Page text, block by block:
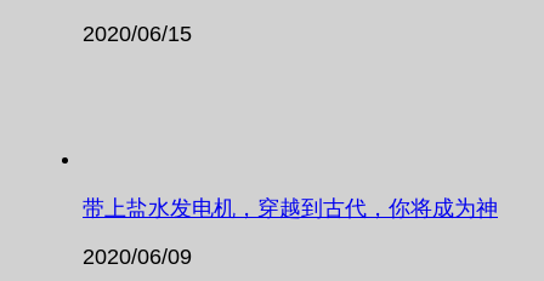
2020/06/15
带上盐水发电机，穿越到古代，你将成为神
2020/06/09